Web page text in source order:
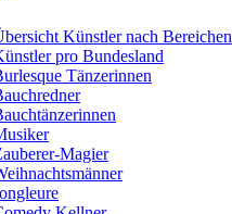
Künstler nach Bereichen
pro Bundesland
Tänzerinnen
Magier